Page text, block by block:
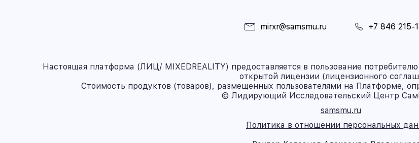
mirxr@samsmu.ru +7 846 215-
Настоящая платформа (ЛИЦ/ MIXEDREALITY) предоставляется в пользование
открытой лицензии (лицензионного
Стоимость продуктов (товаров), размещенных пользователями на Платформе,
© Лидирующий Исследовательский Центр
samsmu.ru
Политика в отношении персональных